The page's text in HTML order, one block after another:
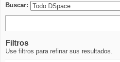
Buscar:
Filtros
Use filtros para refinar sus resultados.